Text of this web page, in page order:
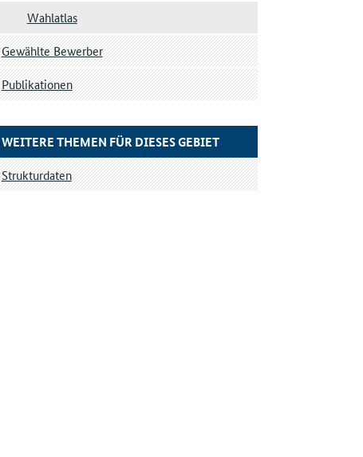
Wahlatlas
Gewählte Bewerber
Publikationen
WEITERE THEMEN FÜR DIESES GEBIET
Strukturdaten